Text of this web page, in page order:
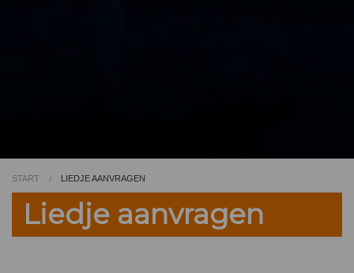
START LIEDJE AANVRAGEN
Liedje aanvragen